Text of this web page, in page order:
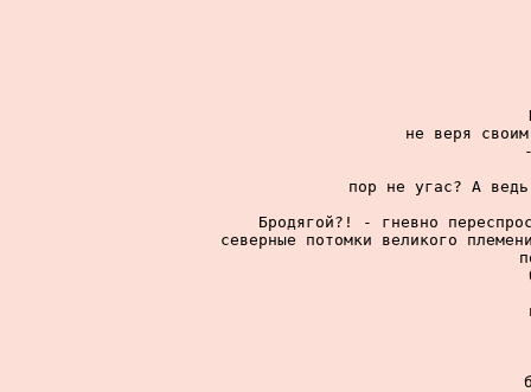
не веря
пор не угас? А
Бродягой?! - гневно
северные потомки великого